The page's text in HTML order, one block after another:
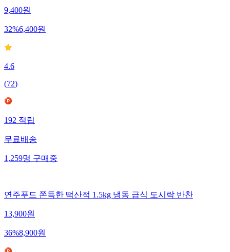
9,400원
32%6,400원
4.6
(72)
192적립
무료배송
1,259명구매중
연주푸드 쫀득한 떡산적 1.5kg 냉동 급식 도시락 반찬
13,900원
36%8,900원